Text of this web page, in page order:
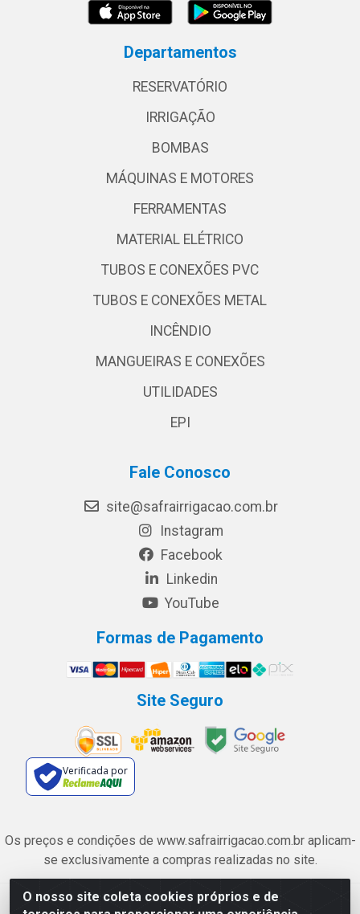
O nosso site coleta cookies próprios e de
Departamentos
RESERVATÓRIO
IRRIGAÇÃO
BOMBAS
MÁQUINAS E MOTORES
FERRAMENTAS
MATERIAL ELÉTRICO
TUBOS E CONEXÕES PVC
TUBOS E CONEXÕES METAL
INCÊNDIO
MANGUEIRAS E CONEXÕES
UTILIDADES
EPI
Fale Conosco
site@safrairrigacao.com.br
Instagram
Facebook
Linkedin
YouTube
Formas de Pagamento
Site Seguro
Verificada por
Os preços e condições de www.safrairrigacao.com.br aplicam-
se exclusivamente a compras realizadas no site.
Safra Agrícola e Pecuária LTDA - Avenida Castelo Branco, 5330 -